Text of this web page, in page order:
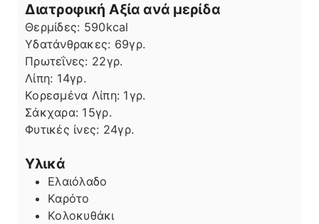
Διατροφική Αξία ανά μερίδα
Θερμίδες: 590kcal
Υδατάνθρακες: 69γρ.
Πρωτεΐνες: 22γρ.
Λίπη
Λίπη: 14γρ.
Κορεσμένα Λίπη: 1γρ.
Σάκχαρα: 15γρ.
Φυτικές ίνες: 24γρ.
Υλικά
Ελαιόλαδο
Καρότο
Κολοκυθάκι